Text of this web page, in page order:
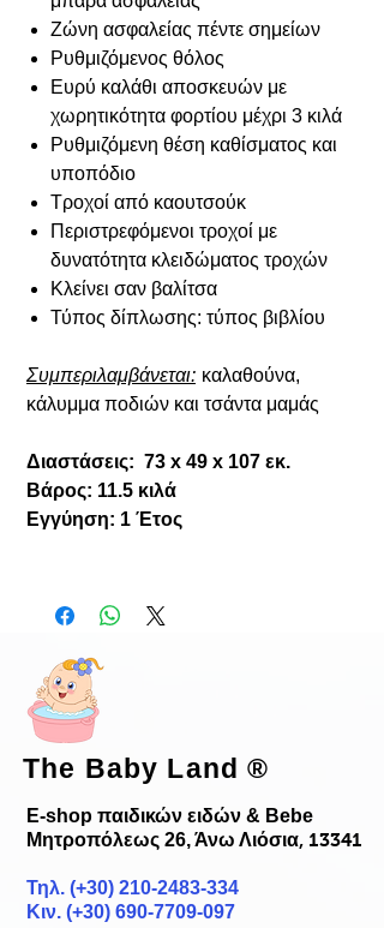
Ζώνη ασφαλείας πέντε σημείων
Ρυθμιζόμενος θόλος
Ευρύ καλάθι αποσκευών με
χωρητικότητα φορτίου μέχρι 3 κιλά
Ρυθμιζόμενη θέση καθίσματος και
υποπόδιο
Τροχοί από καουτσούκ
Περιστρεφόμενοι τροχοί με
δυνατότητα κλειδώματος τροχών
Κλείνει σαν βαλίτσα
Τύπος δίπλωσης: τύπος βιβλίου
Συμπεριλαμβάνεται: καλαθούνα,
κάλυμμα ποδιών και τσάντα μαμάς
Διαστάσεις: 73 x 49 x 107 εκ.
Βάρος: 11.5 κιλά
Εγγύηση: 1 Έτος
The Baby Land®
E-shop παιδικών ειδών & Bebe
Μητροπόλεως 26, Άνω Λιόσια, 13341
Τηλ. (+30) 210-2483-334
Κιν. (+30) 690-7709-097